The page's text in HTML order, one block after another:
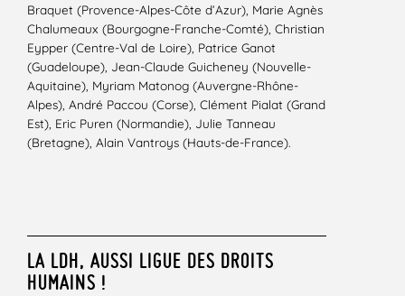
Braquet (Provence-Alpes-Côte d’Azur), Marie Agnès
Chalumeaux (Bourgogne-Franche-Comté), Christian
Eypper (Centre-Val de Loire), Patrice Ganot
(Guadeloupe), Jean-Claude Guicheney (Nouvelle-
Aquitaine), Myriam Matonog (Auvergne-Rhône-
Alpes), André Paccou (Corse), Clément Pialat (Grand
Est), Eric Puren (Normandie), Julie Tanneau
(Bretagne), Alain Vantroys (Hauts-de-France).
LA LDH, AUSSI LIGUE DES DROITS
HUMAINS !